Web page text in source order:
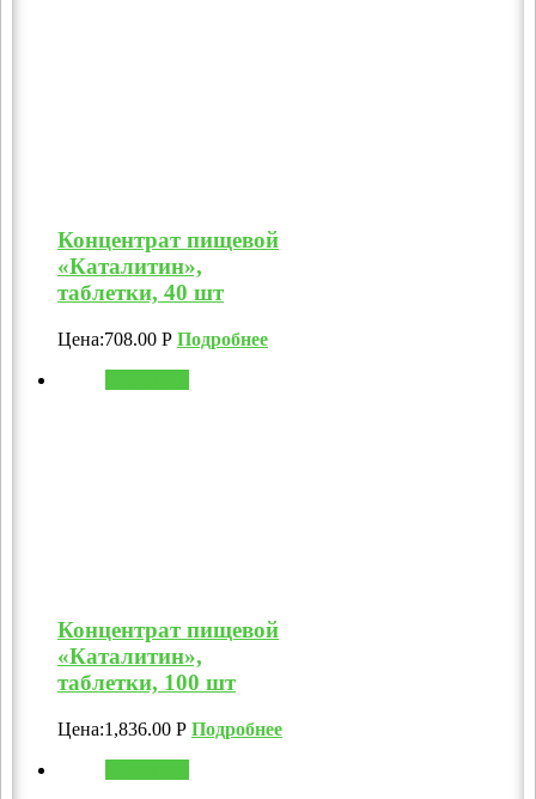
Концентрат пищевой
«Каталитин»,
таблетки, 40 шт
Цена:708.00 Р Подробнее
Концентрат пищевой
«Каталитин»,
таблетки, 100 шт
Цена:1,836.00 Р Подробнее